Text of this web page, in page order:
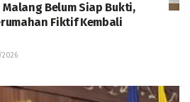
Malang Belum Siap Bukti,
Fiktif Kembali